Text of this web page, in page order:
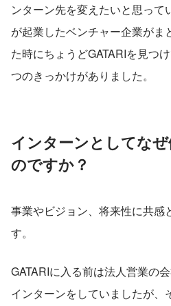
ンターン先を変えたいと思っ
が起業したベンチャー企業がま
た時にちょうどGATARIを見つ
つのきっかけがありました。
インターンとしてな
のですか？
事業やビジョン、将来性に共感
す。
GATARIに入る前は法人営業の
インターンをしていましたが、